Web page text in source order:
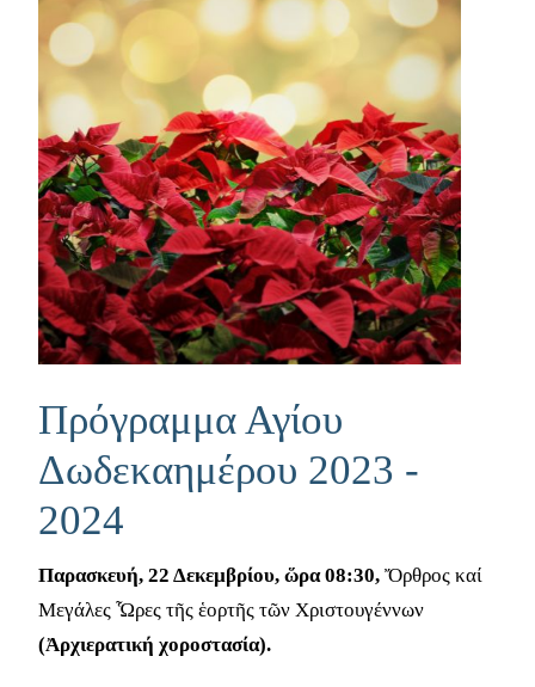
Πρόγραμμα Αγίου
Δωδεκαημέρου 2023 -
2024
Παρασκευή, 22 Δεκεµβρίου, ὥρα 08:30, Ὄρθρος καί
Μεγάλες Ὧρες τῆς ἑορτῆς τῶν Χριστουγέννων
(Ἀρχιερατική χοροστασία).